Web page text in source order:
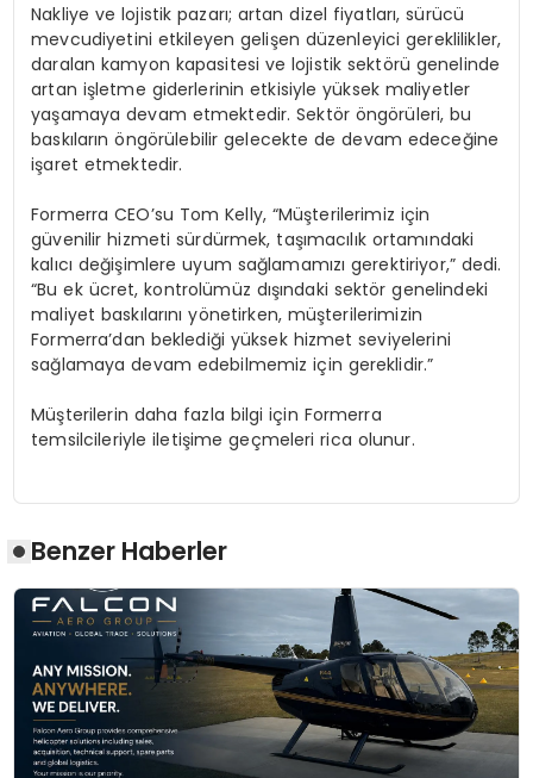
Nakliye ve lojistik pazarı; artan dizel fiyatları, sürücü
mevcudiyetini etkileyen gelişen düzenleyici gereklilikler,
daralan kamyon kapasitesi ve lojistik sektörü genelinde
artan işletme giderlerinin etkisiyle yüksek maliyetler
yaşamaya devam etmektedir. Sektör öngörüleri, bu
baskıların öngörülebilir gelecekte de devam edeceğine
işaret etmektedir.
Formerra CEO’su Tom Kelly, “Müşterilerimiz için
güvenilir hizmeti sürdürmek, taşımacılık ortamındaki
kalıcı değişimlere uyum sağlamamızı gerektiriyor,” dedi.
“Bu ek ücret, kontrolümüz dışındaki sektör genelindeki
maliyet baskılarını yönetirken, müşterilerimizin
Formerra’dan beklediği yüksek hizmet seviyelerini
sağlamaya devam edebilmemiz için gereklidir.”
Müşterilerin daha fazla bilgi için Formerra
temsilcileriyle iletişime geçmeleri rica olunur.
Benzer Haberler